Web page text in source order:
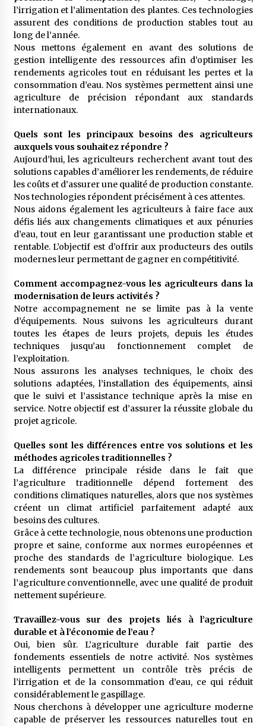
l’irrigation et l’alimentation des plantes. Ces technologies
assurent des conditions de production stables tout au
long de l’année.
Nous mettons également en avant des solutions de
gestion intelligente des ressources afin d’optimiser les
rendements agricoles tout en réduisant les pertes et la
consommation d’eau. Nos systèmes permettent ainsi une
agriculture de précision répondant aux standards
internationaux.
Quels sont les principaux besoins des agriculteurs
auxquels vous souhaitez répondre ?
Aujourd’hui, les agriculteurs recherchent avant tout des
solutions capables d’améliorer les rendements, de réduire
les coûts et d’assurer une qualité de production constante.
Nos technologies répondent précisément à ces attentes.
Nous aidons également les agriculteurs à faire face aux
défis liés aux changements climatiques et aux pénuries
d’eau, tout en leur garantissant une production stable et
rentable. L’objectif est d’offrir aux producteurs des outils
modernes leur permettant de gagner en compétitivité.
Comment accompagnez-vous les agriculteurs dans la
modernisation de leurs activités ?
Notre accompagnement ne se limite pas à la vente
d’équipements. Nous suivons les agriculteurs durant
toutes les étapes de leurs projets, depuis les études
techniques jusqu’au fonctionnement complet de
l’exploitation.
Nous assurons les analyses techniques, le choix des
solutions adaptées, l’installation des équipements, ainsi
que le suivi et l’assistance technique après la mise en
service. Notre objectif est d’assurer la réussite globale du
projet agricole.
Quelles sont les différences entre vos solutions et les
méthodes agricoles traditionnelles ?
La différence principale réside dans le fait que
l’agriculture traditionnelle dépend fortement des
conditions climatiques naturelles, alors que nos systèmes
créent un climat artificiel parfaitement adapté aux
besoins des cultures.
Grâce à cette technologie, nous obtenons une production
propre et saine, conforme aux normes européennes et
proche des standards de l’agriculture biologique. Les
rendements sont beaucoup plus importants que dans
l’agriculture conventionnelle, avec une qualité de produit
nettement supérieure.
Travaillez-vous sur des projets liés à l’agriculture
durable et à l’économie de l’eau ?
Oui, bien sûr. L’agriculture durable fait partie des
fondements essentiels de notre activité. Nos systèmes
intelligents permettent un contrôle très précis de
l’irrigation et de la consommation d’eau, ce qui réduit
considérablement le gaspillage.
Nous cherchons à développer une agriculture moderne
capable de préserver les ressources naturelles tout en